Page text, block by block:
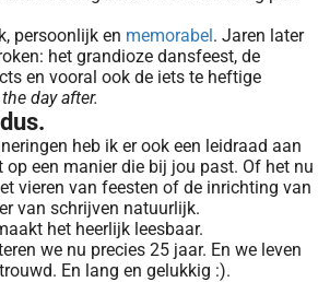
persoonlijk en memorabel. Jaren later
het grandioze dansfeest, de
en vooral ook de iets te heftige
the day after.
heb ik er ook een leidraad aan
op een manier die bij jou past. Of het nu
vieren van feesten of de inrichting van
van schrijven natuurlijk.
het heerlijk leesbaar.
we nu precies 25 jaar. En we leven
En lang en gelukkig :).